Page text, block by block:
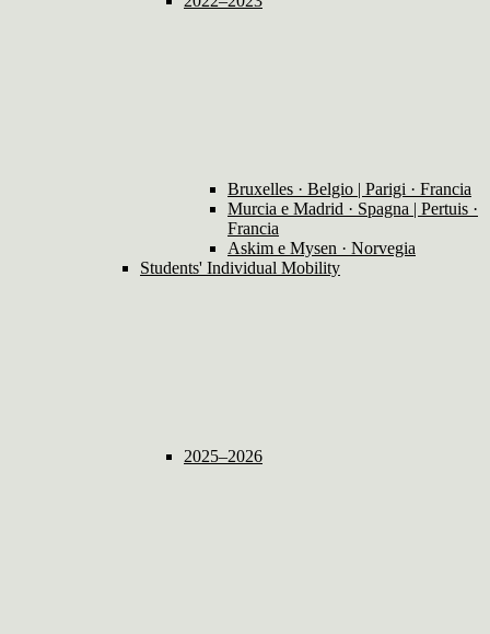
Bruxelles · Belgio | Parigi · Francia
Murcia e Madrid · Spagna | Pertuis ·
Francia
Askim e Mysen · Norvegia
Students' Individual Mobility
2025–2026